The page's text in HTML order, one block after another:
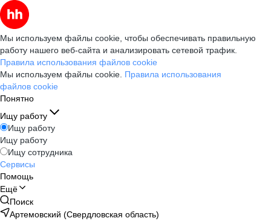
Мы используем файлы cookie, чтобы обеспечивать правильную
работу нашего веб-сайта и анализировать сетевой трафик.
Правила использования файлов cookie
Мы используем файлы cookie. Правила использования
файлов cookie
Понятно
Ищу работу
Ищу работу
Ищу работу
Ищу сотрудника
Сервисы
Помощь
Ещё
Поиск
Артемовский (Свердловская область)